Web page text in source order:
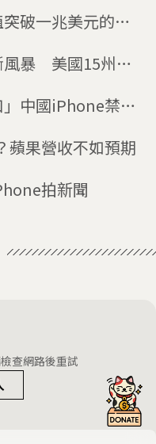
破一兆美元的史
風暴 美國15州聯
」中國iPhone禁令
蘋果營收不如預期
拍新聞
查網路後重試